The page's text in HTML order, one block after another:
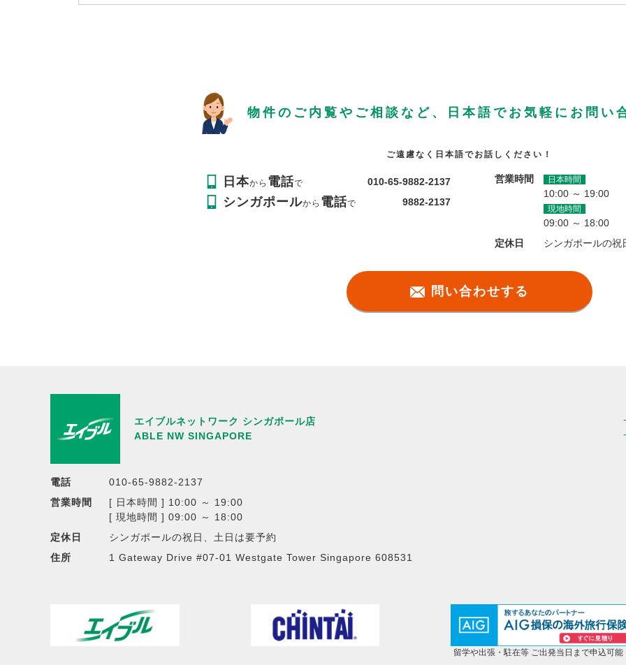
物件のご内覧やご相談など、日本語でお気軽にお問い
ご遠慮なく日本語でお話しください！
日本から 電話で 010-65-9882-2137
シンガポールから 電話で 9882-2137
営業時間 日本時間
10:00 ～ 19:00
現地時間
09:00 ～ 18:00
定休日
シンガポールの祝
問い合わせする
エイブルネットワーク シンガポール店
ABLE NW SINGAPORE
電話
010-65-9882-2137
営業時間
[ 日本時間 ] 10:00 ～ 19:00
[ 現地時間 ] 09:00 ～ 18:00
定休日
シンガポールの祝日、土日は要予約
住所
1 Gateway Drive #07-01 Westgate Tower Singapore 608531
留学や出張・駐在等 ご出発当日まで申込可能